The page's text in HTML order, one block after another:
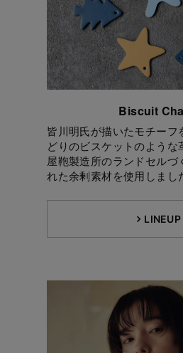
Biscuit
皆川明氏が描いたモチーフ
どりのビスケットのような
屋鞄製造所のランドセルづ
れた余剰素材を使用しまし
LINEUP